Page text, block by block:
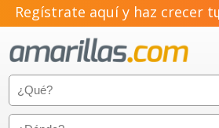
Regístrate aquí y haz crecer